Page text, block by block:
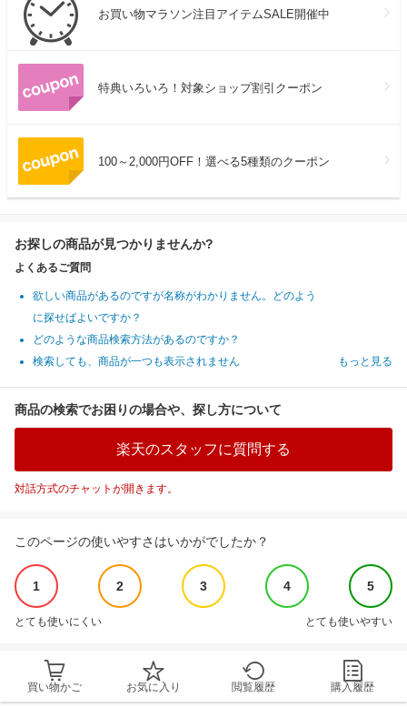
お買い物マラソン注目アイテムSALE開催中
特典いろいろ！対象ショップ割引クーポン
100～2,000円OFF！選べる5種類のクーポン
お探しの商品が見つかりませんか?
よくあるご質問
欲しい商品があるのですが名称がわかりません。どのよう
に探せばよいですか？
どのような商品検索方法があるのですか？
検索しても、商品が一つも表示されません
もっと見る
商品の検索でお困りの場合や、探し方について
楽天のスタッフに質問する
対話方式のチャットが開きます。
このページの使いやすさはいかがでしたか？
1 2 3 4 5
とても使いにくい とても使いやすい
買い物かご お気に入り 閲覧履歴 購入履歴